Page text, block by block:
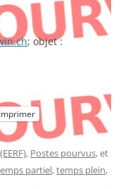
; objet :
Imprimer
, Postes pourvus, et
partiel,temps plein,